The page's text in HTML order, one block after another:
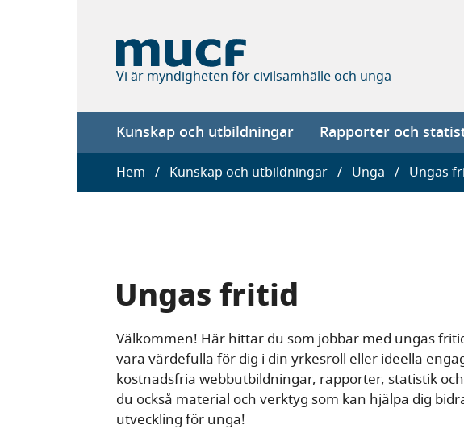
Vi är myndigheten för civilsamhälle och unga
Main
navigation
Kunskap och utbildningar Rapporter och
Länkstig
Hem Kunskap och utbildningar Unga Ungas
Ungas fritid
Välkommen! Här hittar du som jobbar med ungas
vara värdefulla för dig i din yrkesroll eller ideella
kostnadsfria webbutbildningar, rapporter, statistik
du också material och verktyg som kan hjälpa dig
utveckling för unga!